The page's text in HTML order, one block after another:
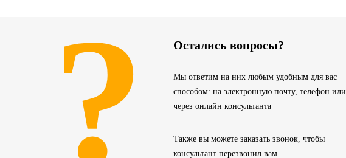
? Остались вопросы?
Мы ответим на них любым удобным для вас
способом: на электронную почту, телефон или
через онлайн консультанта
Также вы можете заказать звонок, чтобы
консультант перезвонил вам